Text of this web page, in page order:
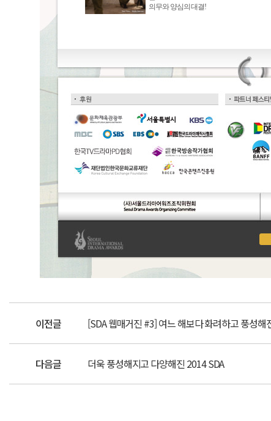
의무와 양심의 대결!
이전글 [SDA 웹매거진 #3] 여느 해보다 화려하고 풍성해
다음글 더욱 풍성해지고 다양해진 2014 SDA